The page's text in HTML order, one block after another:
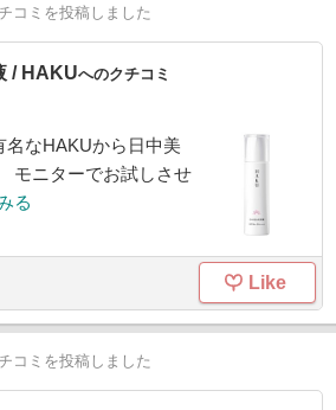
コミを投稿しました
/ HAKUへのクチコミ
名なHAKUから日中美
モニターでお試しさせ
る
Like
コミを投稿しました